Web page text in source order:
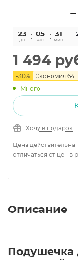
23
дн
05
час
31
мин
1 494
-30% Экономия 641
Много
Хочу в подарок
Цена действительна
отличаться от цен в
Описание
Подушечка